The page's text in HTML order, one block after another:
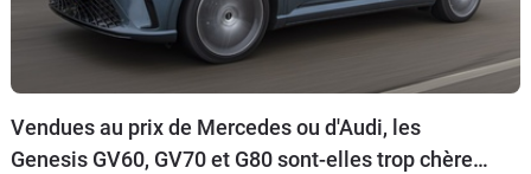
Vendues au prix de Mercedes ou d'Audi, les
Genesis GV60, GV70 et G80 sont-elles trop chères